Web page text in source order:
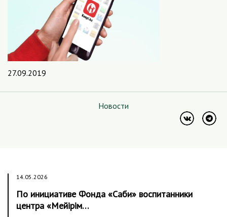
27.09.2019
Новости
14.05.2026
По инициативе Фонда «Саби» воспитанники
центра «Мейірім…